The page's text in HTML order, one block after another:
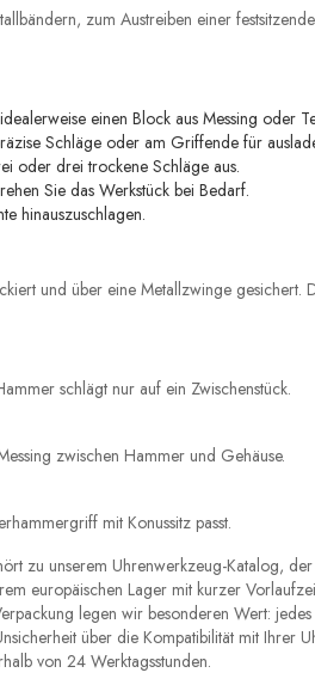
zum Austreiben einer
einen Block aus Messing oder
Schläge oder am Griffende für
oder drei trockene Schläge aus.
Sie das Werkstück bei Bedarf.
hinauszuschlagen.
und über eine Metallzwinge gesichert.
schlägt nur auf ein Zwischenstück.
zwischen Hammer und Gehäuse.
mit Konussitz passt.
zu unserem Uhrenwerkzeug-Katalog,
europäischen Lager mit kurzer
legen wir besonderen Wert:
über die Kompatibilität mit Ihrer
von 24 Werktagsstunden.